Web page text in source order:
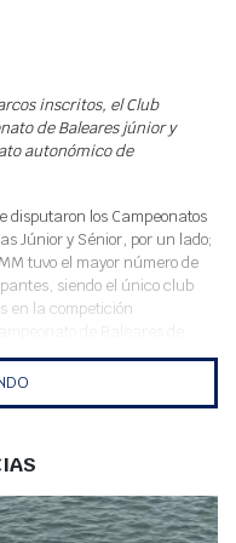
inscritos, el Club
de Baleares júnior y
autonómico de
disputaron los Campeonatos
Júnior y Sénior, por un lado;
tuvo el mayor número de
siendo el único club
en la competición
del Lago Esperanza
que el RCN Palma llevaba
edición le han penalizado